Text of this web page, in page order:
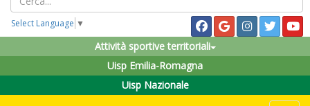
Select Language ▼
Attività sportive territoriali
Uisp Emilia-Romagna
Uisp Nazionale